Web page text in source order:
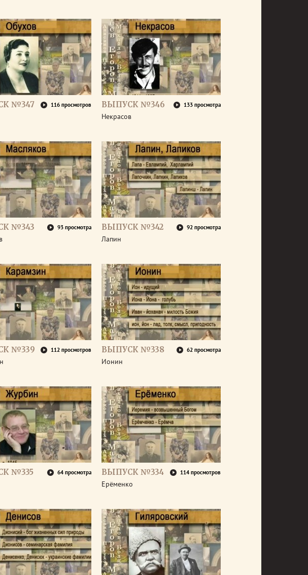
№347 116 просмотров ВЫПУСК №346 133 просмотра
Некрасов
№343 93 просмотра ВЫПУСК №342 92 просмотра
Лапин
№339 112 просмотров ВЫПУСК №338 62 просмотра
Ионин
№335 64 просмотра ВЫПУСК №334 114 просмотров
Ерёменко